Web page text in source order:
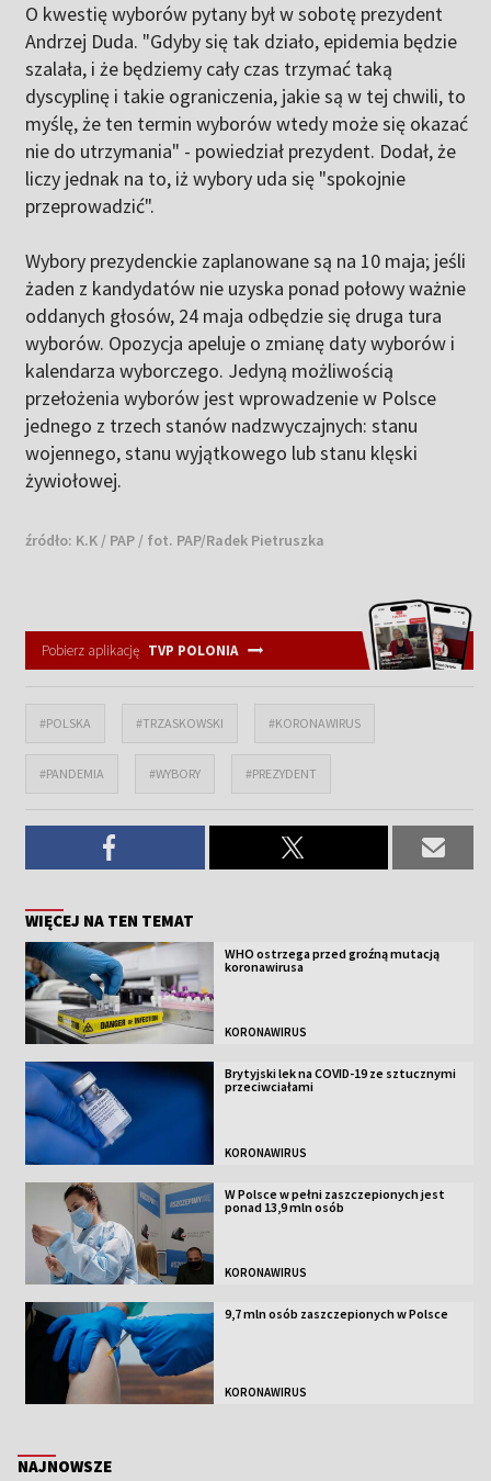
O kwestię wyborów pytany był w sobotę prezydent
Andrzej Duda. "Gdyby się tak działo, epidemia będzie
szalała, i że będziemy cały czas trzymać taką
dyscyplinę i takie ograniczenia, jakie są w tej chwili, to
myślę, że ten termin wyborów wtedy może się okazać
nie do utrzymania" - powiedział prezydent. Dodał, że
liczy jednak na to, iż wybory uda się "spokojnie
przeprowadzić".
Wybory prezydenckie zaplanowane są na 10 maja; jeśli
żaden z kandydatów nie uzyska ponad połowy ważnie
oddanych głosów, 24 maja odbędzie się druga tura
wyborów. Opozycja apeluje o zmianę daty wyborów i
kalendarza wyborczego. Jedyną możliwością
przełożenia wyborów jest wprowadzenie w Polsce
jednego z trzech stanów nadzwyczajnych: stanu
wojennego, stanu wyjątkowego lub stanu klęski
żywiołowej.
źródło: K.K / PAP / fot. PAP/Radek Pietruszka
Pobierz aplikację TVP POLONIA
#POLSKA #TRZASKOWSKI #KORONAWIRUS
#PANDEMIA #WYBORY #PREZYDENT
WIĘCEJ NA TEN TEMAT
WHO ostrzega przed groźną mutacją
koronawirusa
KORONAWIRUS
Brytyjski lek na COVID-19 ze sztucznymi
przeciwciałami
KORONAWIRUS
W Polsce w pełni zaszczepionych jest
ponad 13,9 mln osób
KORONAWIRUS
9,7 mln osób zaszczepionych w Polsce
KORONAWIRUS
NAJNOWSZE